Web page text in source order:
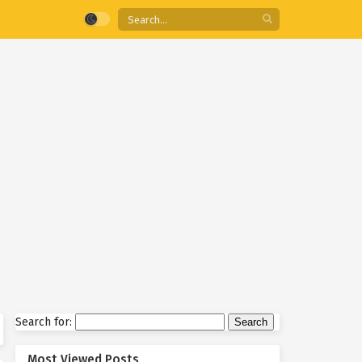
Search for: